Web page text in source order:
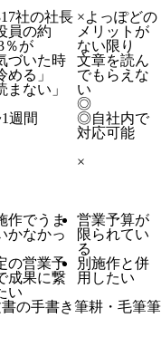
社の社長
員の約
％が
づいた時
める」
まない」
×よっぽどの
メリットが
ない限り
文章を読ん
でもらえな
い
◎
週間 ◎自社内で
対応可能
×
作でうま
かなかっ
の営業予
成果に繋
い
営業予算が
限られてい
る
別施作と併
用したい
の手書き筆耕・毛筆筆